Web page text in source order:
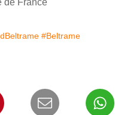
de France
#Beltrame